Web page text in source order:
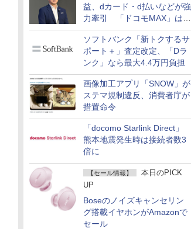
益、dカード・d払いなどが強
力牽引 「ドコモMAX」は
400万契約突破
ソフトバンク「新トクするサ
ポート＋」査定改定、「Dラ
ンク」なら最大4.4万円負担
画像加工アプリ「SNOW」が
ステマ規制違反、消費者庁が
措置命令
「docomo Starlink Direct」
熊本地震発生時は接続者数3
倍に
【セール情報】
本日のPICK
UP
Boseのノイズキャンセリン
グ搭載イヤホンがAmazonで
セール